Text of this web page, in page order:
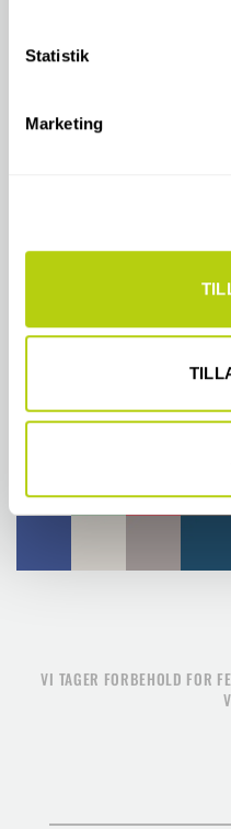
kan være nøjagtig
Identificere din
Dine valg anvendes på
til at vise dig funktioner til
annonceringspartnere og
givet dem, eller som de
Statistik
Marketing
VI TAGER FORBEHOLD FOR